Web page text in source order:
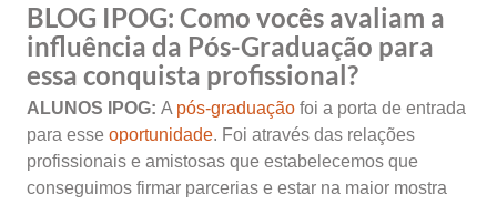
BLOG IPOG: Como vocês avaliam a
influência da Pós-Graduação para
essa conquista profissional?
ALUNOS IPOG: A pós-graduação foi a porta de entrada
para esse oportunidade. Foi através das relações
profissionais e amistosas que estabelecemos que
conseguimos firmar parcerias e estar na maior mostra